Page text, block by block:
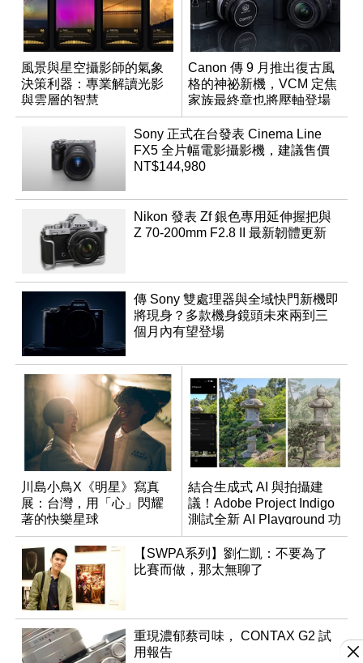
風景與星空攝影師的氣象
決策利器：專業解讀光影
與雲層的智慧
App「Atmos」登場
Canon 傳 9 月推出復古風
格的神祕新機，VCM 定焦
家族最終章也將壓軸登場
Sony 正式在台發表 Cinema Line
FX5 全片幅電影攝影機，建議售價
NT$144,980
Nikon 發表 Zf 銀色專用延伸握把與
Z 70-200mm F2.8 II 最新韌體更新
傳 Sony 雙處理器與全域快門新機即
將現身？多款機身鏡頭未來兩到三
個月內有望登場
川島小鳥X《明星》寫真
展：台灣，用「心」閃耀
著的快樂星球
結合生成式 AI 與拍攝建
議！Adobe Project Indigo
測試全新 AI Playground 功
能
【SWPA系列】劉仁凱：不要為了
比賽而做，那太無聊了
重現濃郁蔡司味， CONTAX G2 試
用報告